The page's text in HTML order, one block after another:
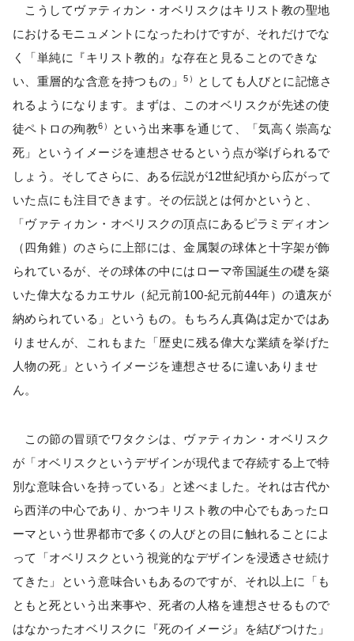
こうしてヴァティカン・オベリスクはキリスト教の聖地
におけるモニュメントになったわけですが、それだけでな
く「単純に『キリスト教的』な存在と見ることのできな
い、重層的な含意を持つもの」5）
としても人びとに記憶さ
れるようになります。まずは、このオベリスクが先述の使
徒ペトロの殉教6）
という出来事を通じて、「気高く崇高な
死」というイメージを連想させるという点が挙げられるで
しょう。そしてさらに、ある伝説が12世紀頃から広がって
いた点にも注目できます。その伝説とは何かというと、
「ヴァティカン・オベリスクの頂点にあるピラミディオン
（四角錐）のさらに上部には、金属製の球体と十字架が飾
られているが、その球体の中にはローマ帝国誕生の礎を築
いた偉大なるカエサル（紀元前100-紀元前44年）の遺灰が
納められている」というもの。もちろん真偽は定かではあ
りませんが、これもまた「歴史に残る偉大な業績を挙げた
人物の死」というイメージを連想させるに違いありませ
ん。
この節の冒頭でワタクシは、ヴァティカン・オベリスク
が「オベリスクというデザインが現代まで存続する上で特
別な意味合いを持っている」と述べました。それは古代か
ら西洋の中心であり、かつキリスト教の中心でもあったロ
ーマという世界都市で多くの人びとの目に触れることによ
って「オベリスクという視覚的なデザインを浸透させ続け
てきた」という意味合いもあるのですが、それ以上に「も
ともと死という出来事や、死者の人格を連想させるもので
はなかったオベリスクに『死のイメージ』を結びつけた」